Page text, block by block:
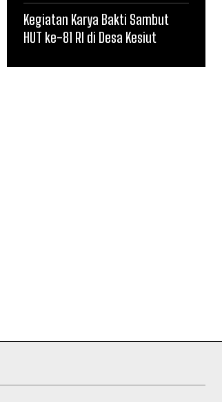
Kegiatan Karya Bakti Sambut
HUT ke-81 RI di Desa Kesiut